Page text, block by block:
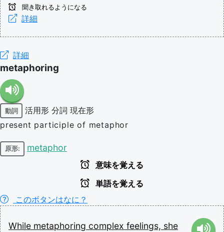
聞き取れるようになる
詳細
詳細
metaphoring
動詞 活用形 分詞 現在形
present participle of metaphor
原形: metaphor
意味を覚える
単語を覚える
このボタンはなに？
While metaphoring complex feelings, she